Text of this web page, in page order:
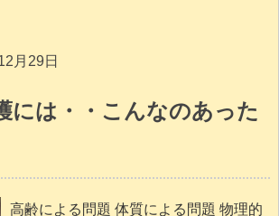
月29日
は・・こんなのあった
高齢による問題 体質による問題 物理的